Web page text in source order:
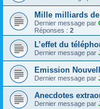
Mille milliards
Dernier message par
Réponses : 2
L’effet du
Dernier message par
Emission
Dernier message par
Anecdotes
Dernier message par